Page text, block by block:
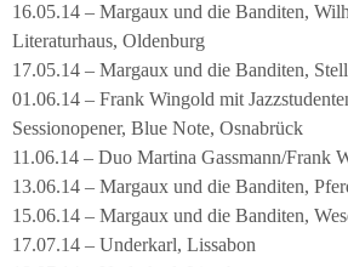
16.05.14 – Margaux und die Banditen,
Literaturhaus, Oldenburg
17.05.14 – Margaux und die Banditen,
01.06.14 – Frank Wingold mit
Sessionopener, Blue Note, Osnabrück
11.06.14 – Duo Martina Gassmann/Frank
13.06.14 – Margaux und die Banditen,
15.06.14 – Margaux und die Banditen,
17.07.14 – Underkarl, Lissabon